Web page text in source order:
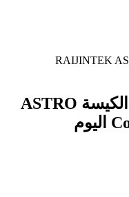
شركة Raijintek تعلن عن الكيسة ASTRO